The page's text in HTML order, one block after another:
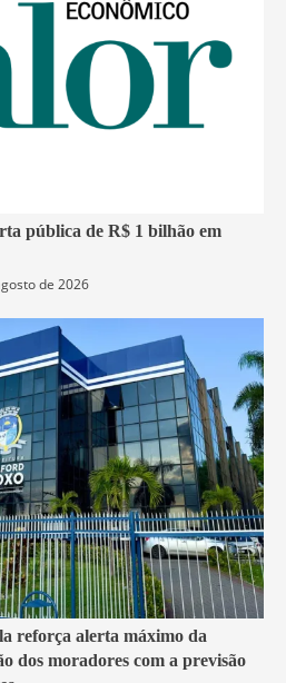
pública de R$ 1 bilhão em
de 2026
reforça alerta máximo da
dos moradores com a previsão